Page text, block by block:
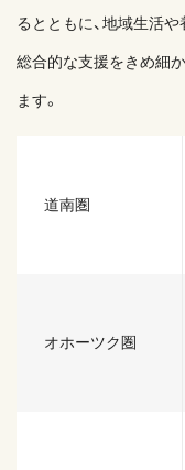
るとともに、地域生活
総合的な支援をきめ細
ます。
道南圏
オホーツク圏